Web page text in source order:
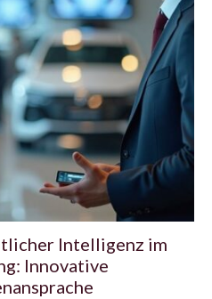
Intelligenz im
Innovative